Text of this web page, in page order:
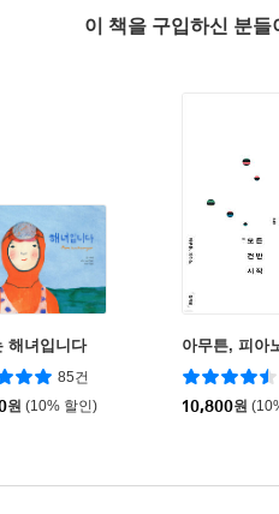
이 책을 구입하신 분
해녀입니다
85건
원 (10% 할인)
아무튼, 피아
10,800원